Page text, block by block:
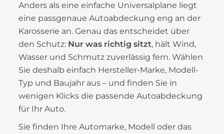
Anders als eine einfache Universalplane liegt
eine passgenaue Autoabdeckung eng an der
Karosserie an. Genau das entscheidet über
den Schutz: Nur was richtig sitzt, hält Wind,
Wasser und Schmutz zuverlässig fern. Wählen
Sie deshalb einfach Hersteller-Marke, Modell-
Typ und Baujahr aus – und finden Sie in
wenigen Klicks die passende Autoabdeckung
für Ihr Auto.
Sie finden Ihre Automarke, Modell oder das